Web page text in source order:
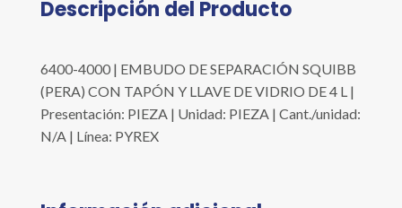
Descripción del Producto
6400-4000 | EMBUDO DE SEPARACIÓN SQUIBB
(PERA) CON TAPÓN Y LLAVE DE VIDRIO DE 4 L |
Presentación: PIEZA | Unidad: PIEZA | Cant./unidad:
N/A | Línea: PYREX